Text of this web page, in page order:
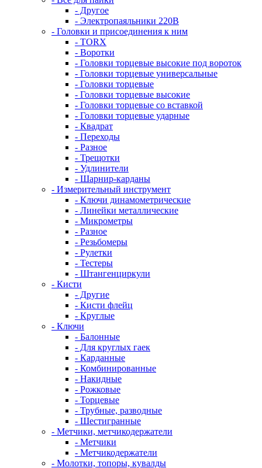
- Другое
- Электропаяльники 220В
- Головки и присоединения к ним
- TORX
- Воротки
- Головки торцевые высокие под вороток
- Головки торцевые универсальные
- Головки торцевые
- Головки торцевые высокие
- Головки торцевые со вставкой
- Головки торцевые ударные
- Квадрат
- Переходы
- Разное
- Трещотки
- Удлинители
- Шарнир-карданы
- Измерительный инструмент
- Ключи динамометрические
- Линейки металлические
- Микрометры
- Разное
- Резьбомеры
- Рулетки
- Тестеры
- Штангенциркули
- Кисти
- Другие
- Кисти флейц
- Круглые
- Ключи
- Балонные
- Для круглых гаек
- Карданные
- Комбинированные
- Накидные
- Рожковые
- Торцевые
- Трубные, разводные
- Шестигранные
- Метчики, метчикодержатели
- Метчики
- Метчикодержатели
- Молотки, топоры, кувалды